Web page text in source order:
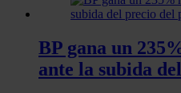
BP gana un
ante la subida